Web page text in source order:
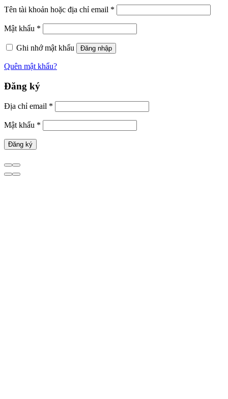
Tên tài khoản hoặc địa chỉ email *
Mật khẩu *
Ghi nhớ mật khẩu Đăng nhập
Quên mật khẩu?
Đăng ký
Địa chỉ email *
Mật khẩu *
Đăng ký